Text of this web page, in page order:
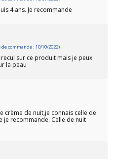
4 ans. Je recommande
commande : 10/10/2022)
sur ce produit mais je peux
la peau
crème de nuit,je connais celle de
je recommande. Celle de nuit